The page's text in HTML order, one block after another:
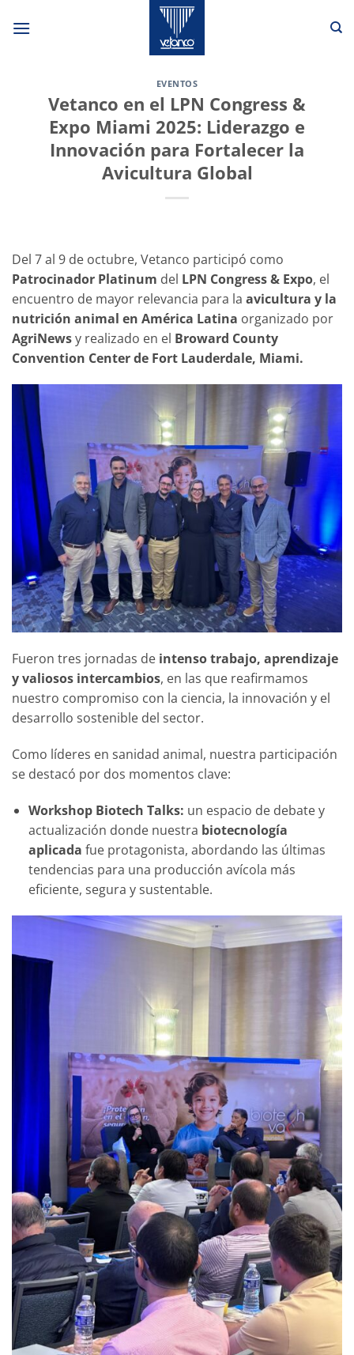
EVENTOS
Vetanco en el LPN Congress &
Expo Miami 2025: Liderazgo e
Innovación para Fortalecer la
Avicultura Global
Del 7 al 9 de octubre, Vetanco participó como
Patrocinador Platinum del LPN Congress & Expo, el
encuentro de mayor relevancia para la avicultura y la
nutrición animal en América Latina organizado por
AgriNewsy realizado en el Broward County
Convention Center de Fort Lauderdale, Miami.
Fueron tres jornadas de intenso trabajo, aprendizaje
y valiosos intercambios, en las que reafirmamos
nuestro compromiso con la ciencia, la innovación y el
desarrollo sostenible del sector.
Como líderes en sanidad animal, nuestra participación
se destacó por dos momentos clave:
Workshop Biotech Talks: un espacio de debate y
actualización donde nuestra biotecnología
aplicada fue protagonista, abordando las últimas
tendencias para una producción avícola más
eficiente, segura y sustentable.